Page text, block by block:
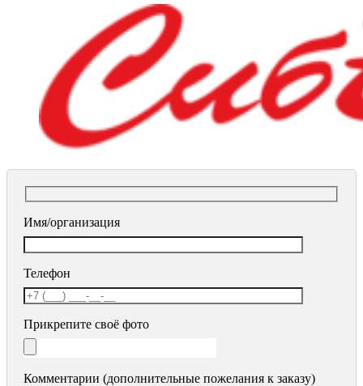
Имя/организация
Телефон
Прикрепите своё фото
Комментарии (дополнительные пожелания к заказу)